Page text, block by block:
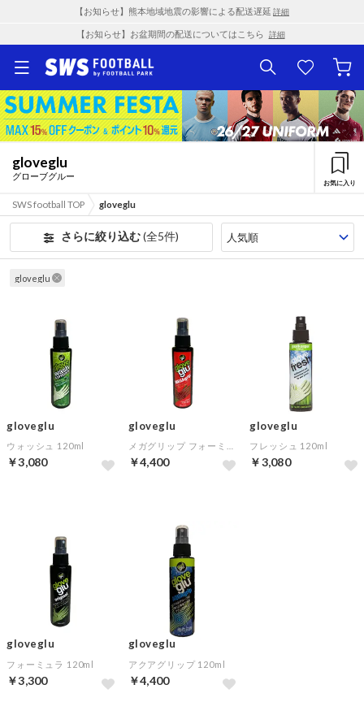
【お知らせ】熊本地域地震の影響による配送遅延 詳細
【お知らせ】お盆期間の配送についてはこちら 詳細
gloveglu
グローブグルー
お気に入り
SWS football TOP gloveglu
さらに絞り込む(全5件)
gloveglu
gloveglu
ウォッシュ 120ml
￥3,080
gloveglu
￥4,400
gloveglu
フレッシュ 120ml
￥3,080
gloveglu
フォーミュラ 120ml
￥3,300
gloveglu
アクアグリップ 120ml
￥4,400